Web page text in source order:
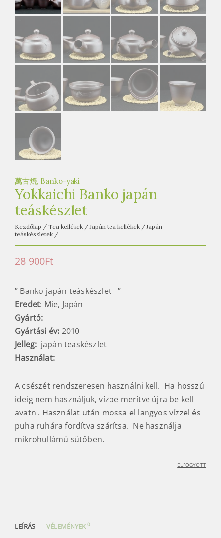
t
a
h
á
z
萬古焼, Banko-yaki
Yokkaichi Banko japán
teáskészlet
Kezdőlap / Tea kellékek / Japán tea kellékek / Japán
teáskészletek /
28 900Ft
” Banko japán teáskészlet ”
Eredet: Mie, Japán
Gyártó:
Gyártási év: 2010
Jelleg: japán teáskészlet
Használat:
A csészét rendszeresen használni kell. Ha hosszú
ideig nem használjuk, vízbe merítve újra be kell
avatni. Használat után mossa el langyos vízzel és
puha ruhára fordítva szárítsa. Ne használja
mikrohullámú sütőben.
ELFOGYOTT
LEÍRÁS VÉLEMÉNYEK0